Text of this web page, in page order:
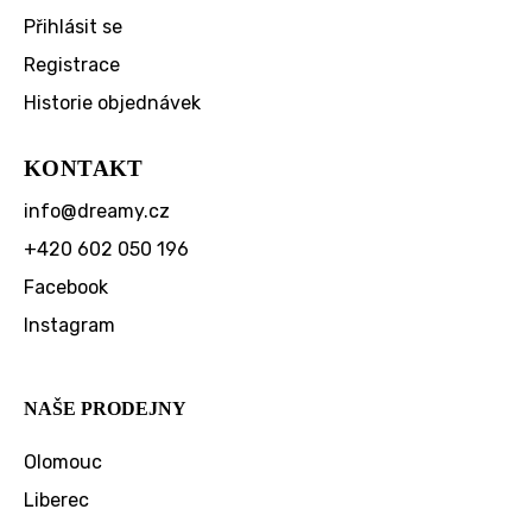
Přihlásit se
Registrace
Historie objednávek
KONTAKT
info@dreamy.cz
+420 602 050 196
Facebook
Instagram
NAŠE PRODEJNY
Olomouc
Liberec